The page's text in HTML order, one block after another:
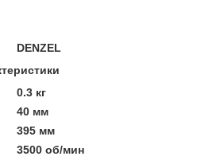
DENZEL
0.3 кг
40 мм
395 мм
3500 об/мин